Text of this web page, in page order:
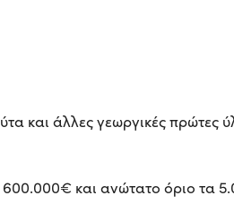
και άλλες γεωργικές πρώτες
600.000€ και ανώτατο όριο τα